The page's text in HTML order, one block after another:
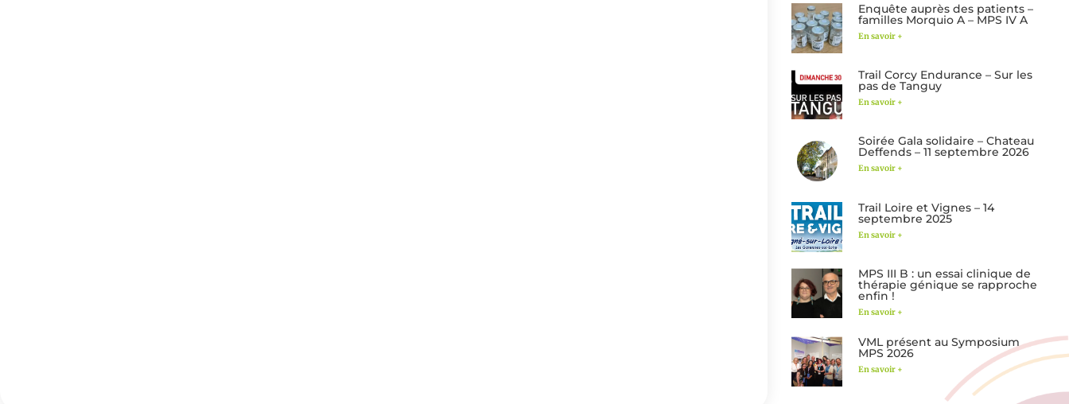
Enquête auprès des patients –
familles Morquio A – MPS IV A
En savoir +
Trail Corcy Endurance – Sur les
pas de Tanguy
En savoir +
Soirée Gala solidaire – Chateau
Deffends – 11 septembre 2026
En savoir +
Trail Loire et Vignes – 14
septembre 2025
En savoir +
MPS III B : un essai clinique de
thérapie génique se rapproche
enfin !
En savoir +
VML présent au Symposium
MPS 2026
En savoir +